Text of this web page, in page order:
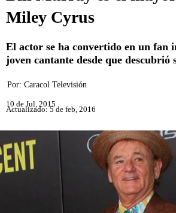
Miley Cyrus
El actor se ha convertido en un fan
joven cantante desde que
Por: Caracol Televisión
10 de Jul, 2015
Actualizado: 5 de feb, 2016